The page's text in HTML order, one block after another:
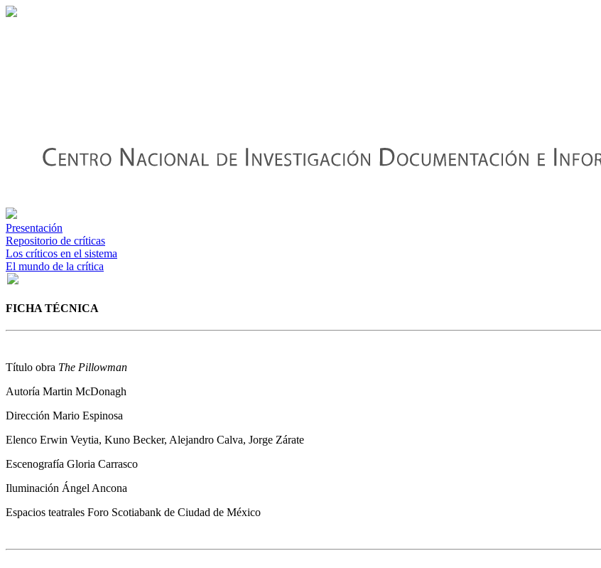
Presentación
Repositorio de críticas
Los críticos en el sistema
El mundo de la crítica
FICHA TÉCNICA
Título obra The Pillowman
Autoría Martin McDonagh
Dirección Mario Espinosa
Elenco Erwin Veytia, Kuno Becker, Alejandro Calva, Jorge Zárate
Escenografía Gloria Carrasco
Iluminación Ángel Ancona
Espacios teatrales Foro Scotiabank de Ciudad de México